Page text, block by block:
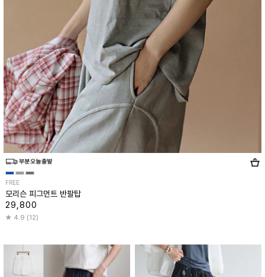
FREE
모리슨 피그먼트 반팔탑
29,800
4.9 (12)